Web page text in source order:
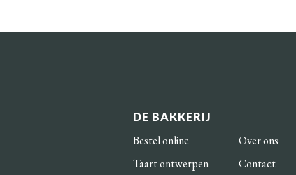
DE BAKKERIJ
Bestel online Over ons
Taart ontwerpen
Contact